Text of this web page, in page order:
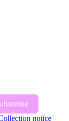
notice